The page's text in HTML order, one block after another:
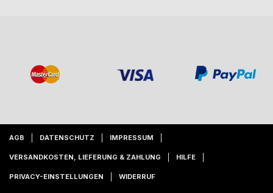
AGB DATENSCHUTZ IMPRESSUM
VERSANDKOSTEN, LIEFERUNG & ZAHLUNG HILFE
PRIVACY-EINSTELLUNGEN WIDERRUF